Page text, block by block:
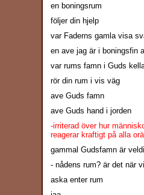
en boningsrum
följer din hjelp
var Faderns gamla visa
en ave jag är i boningsfin
var rums famn i Guds
rör din rum i vis väg
ave Guds famn
ave Guds hand i jorden
-irriterad över hur
reagerar kraftigt på alla
gammal Gudsfamn är
- nådens rum? är det när
aska enter rum